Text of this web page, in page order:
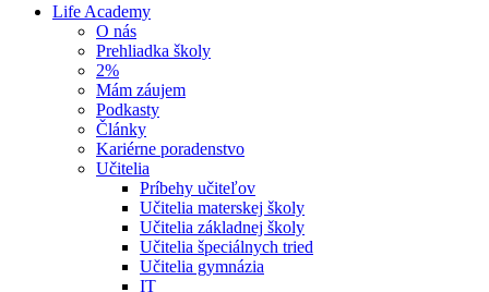
Life Academy
O nás
Prehliadka školy
2%
Mám záujem
Podkasty
Články
Kariérne poradenstvo
Učitelia
Príbehy učiteľov
Učitelia materskej školy
Učitelia základnej školy
Učitelia špeciálnych tried
Učitelia gymnázia
IT